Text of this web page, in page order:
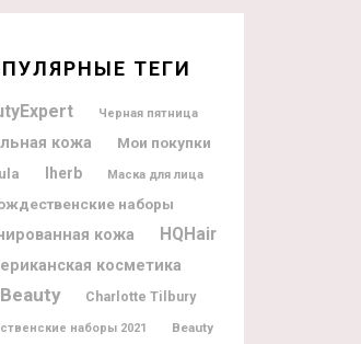
ТЕГИ
Черная пятница
кожа Мои покупки
Iherb Маска для лица
наборы
кожа
HQHair
косметика
Charlotte Tilbury
наборы 2021
Beauty